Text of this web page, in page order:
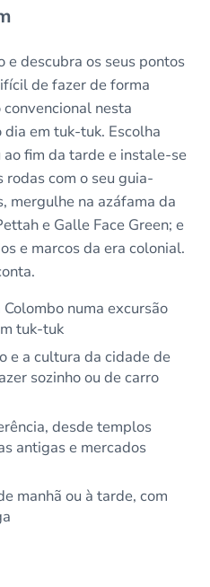
e descubra os seus pontos
de fazer de forma
nesta
em tuk-tuk. Escolha
fim da tarde e instale-se
com o seu guia-
mergulhe na azáfama da
e Galle Face Green; e
e marcos da era colonial.
numa excursão
tuk-tuk
e a cultura da cidade de
sozinho ou de carro
desde templos
antigas e mercados
manhã ou à tarde, com